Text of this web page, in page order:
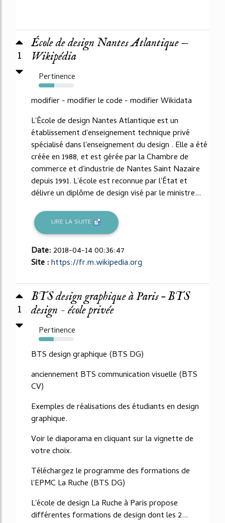
1
École de design Nantes Atlantique —
Wikipédia
Pertinence
44%
modifier - modifier le code - modifier Wikidata
L'École de design Nantes Atlantique est un
établissement d'enseignement technique privé
spécialisé dans l'enseignement du design . Elle a été
créée en 1988, et est gérée par la Chambre de
commerce et d'industrie de Nantes Saint Nazaire
depuis 1991. L'école est reconnue par l'État et
délivre un diplôme de design visé par le ministre...
LIRE LA SUITE
Date: 2018-04-14 00:36:47
Site :https://fr.m.wikipedia.org
1
BTS design graphique à Paris – BTS
design - école privée
Pertinence
43%
BTS design graphique (BTS DG)
anciennement BTS communication visuelle (BTS
CV)
Exemples de réalisations des étudiants en design
graphique.
Voir le diaporama en cliquant sur la vignette de
votre choix.
Téléchargez le programme des formations de
l'EPMC La Ruche (BTS DG)
L'école de design La Ruche à Paris propose
différentes formations de design dont les 2...